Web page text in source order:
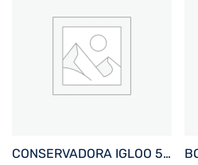
CONSERVADORA IGLOO 51 LITROS LEGACY ACERO INOXIDABLE 50656